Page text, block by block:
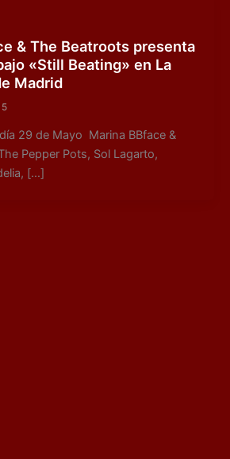
& The Beatroots presenta
«Still Beating» en La
Madrid
29 de Mayo Marina BBface &
Pepper Pots, Sol Lagarto,
[…]